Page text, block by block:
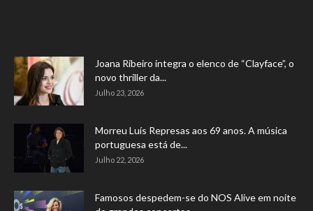
Joana Ribeiro integra o elenco de “Clayface”, o
novo thriller da...
Julho 23, 2026
Morreu Luís Represas aos 69 anos. A música
portuguesa está de...
Julho 22, 2026
Famosos despedem-se do NOS Alive em noite